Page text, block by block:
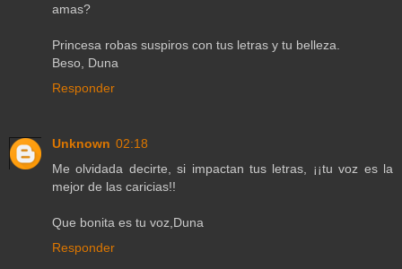
amas?
Princesa robas suspiros con tus letras y tu belleza.
Beso, Duna
Responder
Unknown 02:18
Me olvidada decirte, si impactan tus letras, ¡¡tu voz es la
mejor de las caricias!!
Que bonita es tu voz,Duna
Responder